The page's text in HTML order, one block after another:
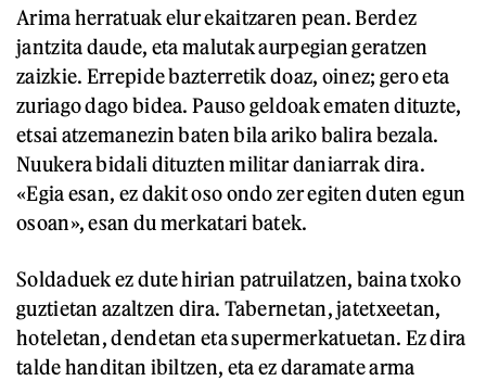
Arima herratuak elur ekaitzaren pean. Berdez
jantzita daude, eta malutak aurpegian geratzen
zaizkie. Errepide bazterretik doaz, oinez; gero eta
zuriago dago bidea. Pauso geldoak ematen dituzte,
etsai atzemanezin baten bila ariko balira bezala.
Nuukera bidali dituzten militar daniarrak dira.
«Egia esan, ez dakit oso ondo zer egiten duten egun
osoan», esan du merkatari batek.
Soldaduek ez dute hirian patruilatzen, baina txoko
guztietan azaltzen dira. Tabernetan, jatetxeetan,
hoteletan, dendetan eta supermerkatuetan. Ez dira
talde handitan ibiltzen, eta ez daramate arma